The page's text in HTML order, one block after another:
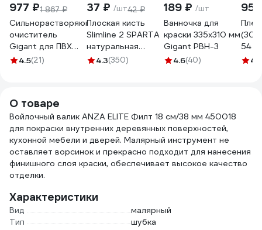
977 ₽1 867 ₽
Сильнорастворяющий
очиститель
Gigant для ПВХ
1000 мл GPC-5
4.5(21)
37 ₽ /шт42 ₽
Плоская кисть
Slimline 2 SPARTA
натуральная
щетина,
4.3(350)
189 ₽ /шт
Ванночка для
краски 335х310 мм
Gigant PBH-3
4.6(40)
54
4.7
О товаре
Войлочный валик ANZA ELITE Филт 18 см/38 мм 450018
для покраски внутренних деревянных поверхностей,
кухонной мебели и дверей. Малярный инструмент не
оставляет ворсинок и прекрасно подходит для нанесения
финишного слоя краски, обеспечивает высокое качество
отделки.
Характеристики
Вид
малярный
Тип
шубка